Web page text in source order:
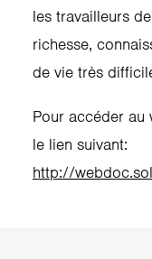
les travailleurs
richesse,
de vie très
Pour accéder au
le lien suivant:
http://